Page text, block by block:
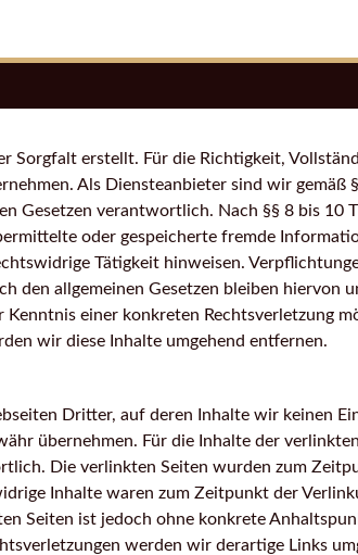
Sorgfalt erstellt. Für die Richtigkeit,
Als Diensteanbieter sind wir gemäß
Gesetzen verantwortlich. Nach §§ 8 bis 10
oder gespeicherte fremde
Tätigkeit hinweisen.
den allgemeinen Gesetzen bleiben hiervon
einer konkreten Rechtsverletzung
wir diese Inhalte umgehend entfernen.
Dritter, auf deren Inhalte wir keinen
übernehmen. Für die Inhalte der
Die verlinkten Seiten wurden zum
Inhalte waren zum Zeitpunkt der
Seiten ist jedoch ohne konkrete
werden wir derartige Links